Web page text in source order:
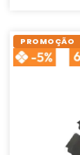
PROMOÇÃO